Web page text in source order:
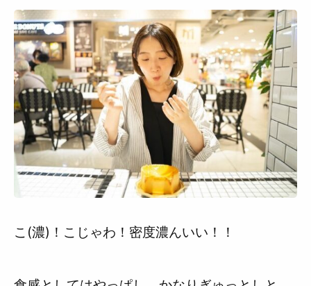
こ(濃)！こじゃわ！密度濃んいい！！